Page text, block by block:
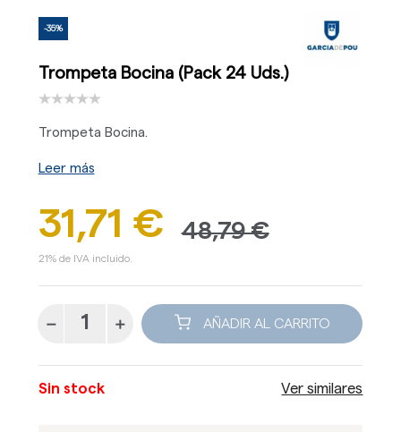
-35%
Trompeta Bocina (Pack 24 Uds.)
Trompeta Bocina.
Leer más
31,71 € 48,79 €
21% de IVA incluido.
AÑADIR AL CARRITO
Sin stock Ver similares